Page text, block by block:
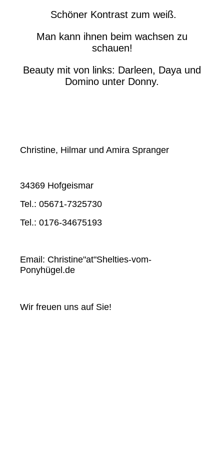
Schöner Kontrast zum weiß.
Man kann ihnen beim wachsen zu
schauen!
Beauty mit von links: Darleen, Daya und
Domino unter Donny.
Christine, Hilmar und Amira Spranger
34369 Hofgeismar
Tel.: 05671-7325730
Tel.: 0176-34675193
Email: Christine"at"Shelties-vom-
Ponyhügel.de
Wir freuen uns auf Sie!